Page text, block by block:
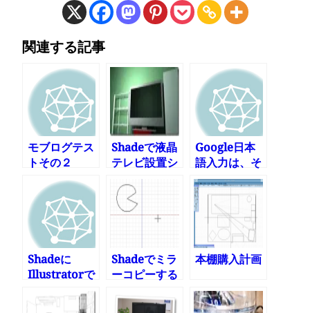
関連する記事
モブログテス
トその２
Shadeで液晶
テレビ設置シ
ミュレーショ
ンしてみた
Google日本
語入力は、そ
こまで賢くな
い
Shadeに
Illustratorで
読み込む
Shadeでミラ
ーコピーする
本棚購入計画